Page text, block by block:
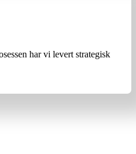
har vi levert strategisk